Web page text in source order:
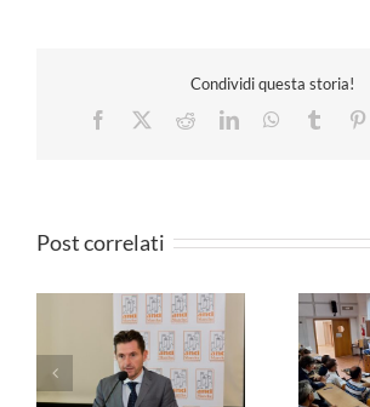
Condividi questa storia!
Facebook
RedditLinkedInWhatsApp
Tumblr
Post correlati
Formazione -
Governare